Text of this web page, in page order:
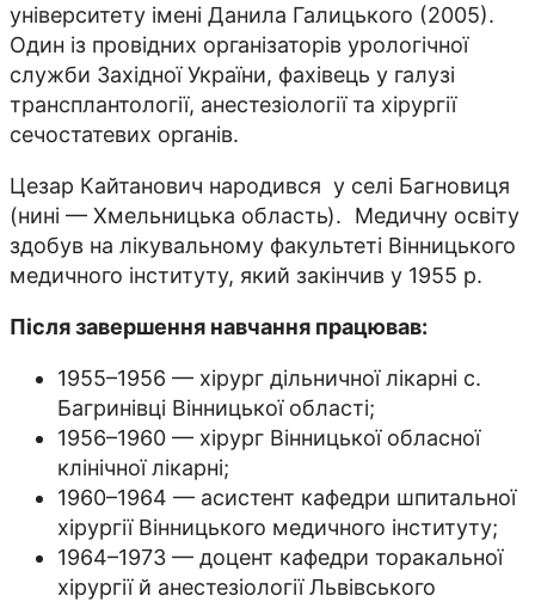
університету імені Данила Галицького (2005).
Один із провідних організаторів урологічної
служби Західної України, фахівець у галузі
трансплантології, анестезіології та хірургії
сечостатевих органів.
Цезар Кайтанович народився у селі Багновиця
(нині — Хмельницька область). Медичну освіту
здобув на лікувальному факультеті Вінницького
медичного інституту, який закінчив у 1955 р.
Після завершення навчання працював:
1955–1956 — хірург дільничної лікарні с.
Багринівці Вінницької області;
1956–1960 — хірург Вінницької обласної
клінічної лікарні;
1960–1964 — асистент кафедри шпитальної
хірургії Вінницького медичного інституту;
1964–1973 — доцент кафедри торакальної
хірургії й анестезіології Львівського